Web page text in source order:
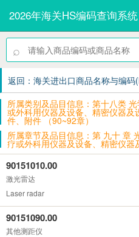
2026年海关HS编码查询系统
⌕
返回：海关进出口商品名称与编
所属类别及品目信息：第十八类
或外科用仪器及设备、精密仪器
件、附件 （90~92章）
所属章节及品目信息：第 九十 章
疗或外科用仪器及设备、精密仪
90151010.00
激光雷达
Laser radar
90151090.00
其他测距仪